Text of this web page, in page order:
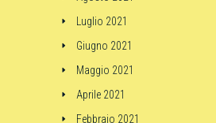
Luglio 2021
Giugno 2021
Maggio 2021
Aprile 2021
Febbraio 2021